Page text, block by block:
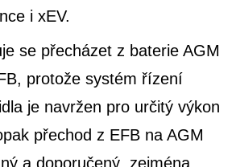
i xEV.
se přecházet z baterie AGM
protože systém řízení
je navržen pro určitý výkon
přechod z EFB na AGM
a doporučený, zejména